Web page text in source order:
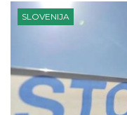
SLOVENIJA